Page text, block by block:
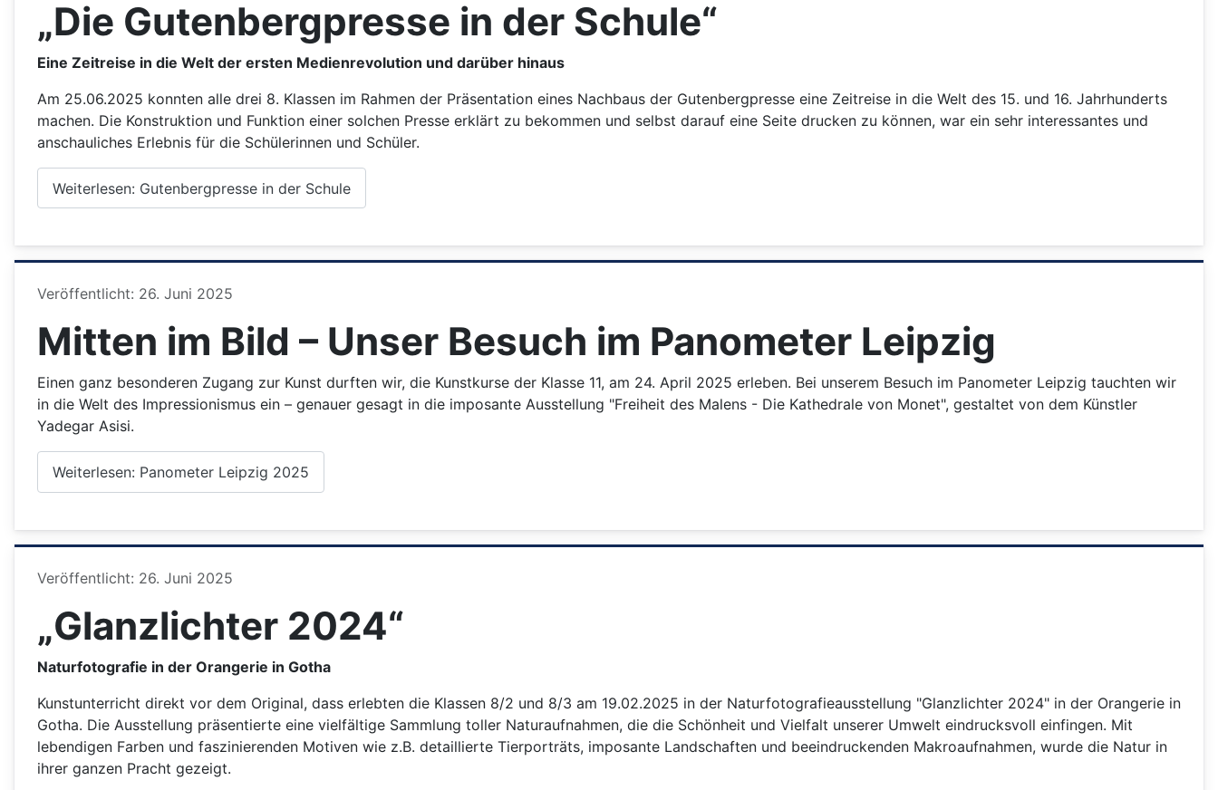
„Die Gutenbergpresse in der Schule“
Eine Zeitreise in die Welt der ersten Medienrevolution und darüber hinaus
Am 25.06.2025 konnten alle drei 8. Klassen im Rahmen der Präsentation eines Nachbaus der Gutenbergpresse eine Zeitreise in die Welt des 15. und 16. Jahrhunderts
machen. Die Konstruktion und Funktion einer solchen Presse erklärt zu bekommen und selbst darauf eine Seite drucken zu können, war ein sehr interessantes und
anschauliches Erlebnis für die Schülerinnen und Schüler.
Weiterlesen: Gutenbergpresse in der Schule
Details
Veröffentlicht: 26. Juni 2025
Mitten im Bild – Unser Besuch im Panometer Leipzig
Einen ganz besonderen Zugang zur Kunst durften wir, die Kunstkurse der Klasse 11, am 24. April 2025 erleben. Bei unserem Besuch im Panometer Leipzig tauchten wir
in die Welt des Impressionismus ein – genauer gesagt in die imposante Ausstellung "Freiheit des Malens - Die Kathedrale von Monet", gestaltet von dem Künstler
Yadegar Asisi.
Weiterlesen: Panometer Leipzig 2025
Details
Veröffentlicht: 26. Juni 2025
„Glanzlichter 2024“
Naturfotografie in der Orangerie in Gotha
Kunstunterricht direkt vor dem Original, dass erlebten die Klassen 8/2 und 8/3 am 19.02.2025 in der Naturfotografieausstellung "Glanzlichter 2024" in der Orangerie in
Gotha. Die Ausstellung präsentierte eine vielfältige Sammlung toller Naturaufnahmen, die die Schönheit und Vielfalt unserer Umwelt eindrucksvoll einfingen. Mit
lebendigen Farben und faszinierenden Motiven wie z.B. detaillierte Tierporträts, imposante Landschaften und beeindruckenden Makroaufnahmen, wurde die Natur in
ihrer ganzen Pracht gezeigt.